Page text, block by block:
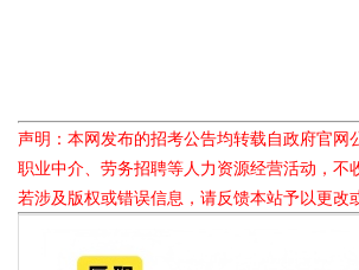
声明：本网发布的招考公告均转载自政府官网
职业中介、劳务招聘等人力资源经营活动，不
若涉及版权或错误信息，请反馈本站予以更改